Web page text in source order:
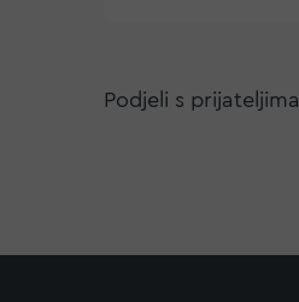
Podjeli s prijateljima